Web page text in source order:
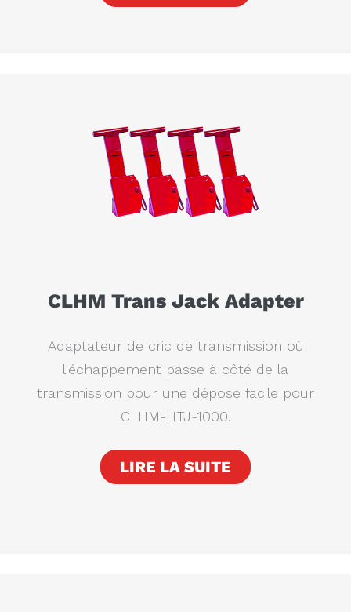
CLHM Trans Jack Adapter
Adaptateur de cric de transmission où
l'échappement passe à côté de la
transmission pour une dépose facile pour
CLHM-HTJ-1000.
LIRE LA SUITE